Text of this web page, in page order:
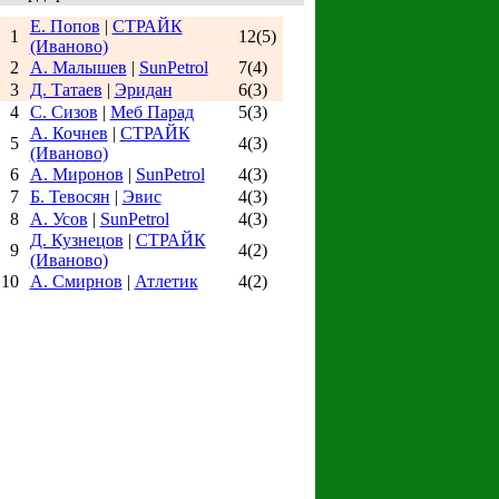
1
Е. Попов | СТРАЙК
(Иваново)
12(5)
2
А. Малышев | SunPetrol
7(4)
3
Д. Татаев | Эридан
6(3)
4
С. Сизов | Меб Парад
5(3)
5
А. Кочнев | СТРАЙК
(Иваново)
4(3)
6
А. Миронов | SunPetrol
4(3)
7
Б. Тевосян | Эвис
4(3)
8
А. Усов | SunPetrol
4(3)
9
Д. Кузнецов | СТРАЙК
(Иваново)
4(2)
10
А. Смирнов | Атлетик 4(2)